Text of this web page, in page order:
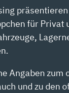
für Privat
Angaben zum
und zu den